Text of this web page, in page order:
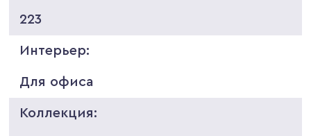
223
Интерьер:
Для офиса
Коллекция: